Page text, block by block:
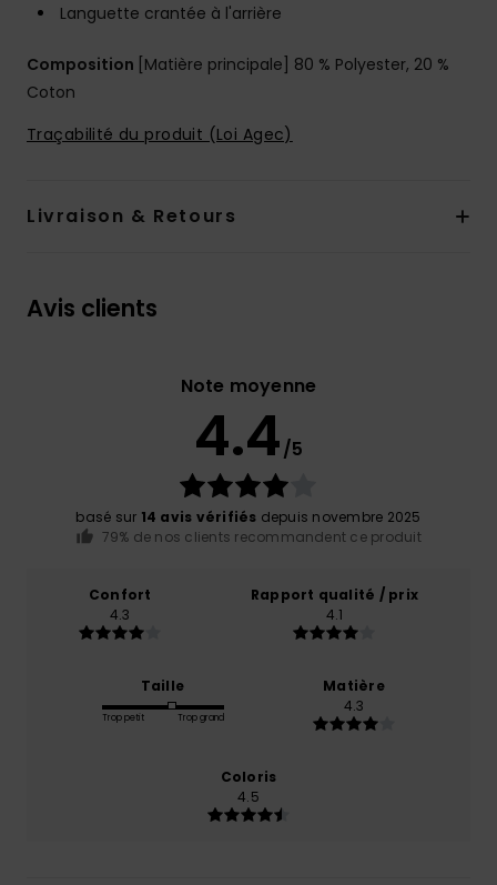
Languette crantée à l'arrière
Composition [Matière principale] 80 % Polyester, 20 %
Coton
Traçabilité du produit (Loi Agec)
Livraison & Retours
Avis clients
Note moyenne
4.4/5
basé sur 14 avis vérifiés depuis novembre 2025
79% de nos clients recommandent ce produit
Confort
4.3
Rapport qualité / prix
4.1
Taille
Trop petit Trop grand
Matière
4.3
Coloris
4.5